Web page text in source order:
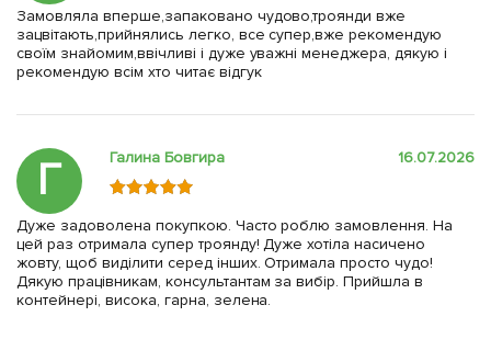
Замовляла вперше,запаковано чудово,троянди вже
зацвітають,прийнялись легко, все супер,вже рекомендую
своїм знайомим,ввічливі і дуже уважні менеджера, дякую і
рекомендую всім хто читає відгук
Г Галина Бовгира 16.07.2026
Дуже задоволена покупкою. Часто роблю замовлення. На
цей раз отримала супер троянду! Дуже хотіла насичено
жовту, щоб виділити серед інших. Отримала просто чудо!
Дякую працівникам, консультантам за вибір. Прийшла в
контейнері, висока, гарна, зелена.